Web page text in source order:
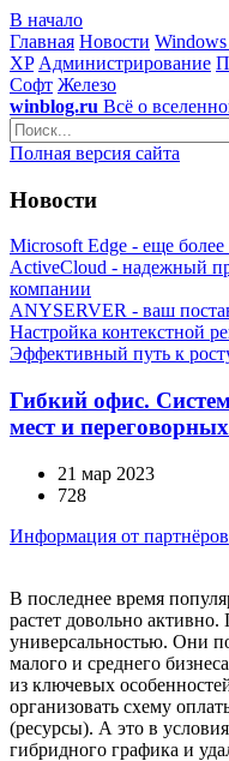
В начало
Главная Новости
XP Администрирование
Софт Железо
winblog.ru Всё о
Полная версия сайта
Новости
Microsoft Edge - еще
ActiveCloud - надежный
компании
ANYSERVER - ваш
Настройка контекстной
Эффективный путь к
Гибкий офис.
мест и
21 мар 2023
728
Информация от партнёров
В последнее время
растет довольно
универсальностью. Они
малого и среднего
из ключевых
организовать схему
(ресурсы). А это в
гибридного графика и